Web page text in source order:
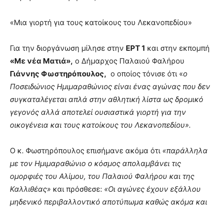
«Μια γιορτή για τους κατοίκους του Λεκανοπεδίου»
Για την διοργάνωση μίλησε στην ΕΡΤ 1 και στην εκπομπή
«Με νέα Ματιά», ο Δήμαρχος Παλαιού Φαλήρου
Γιάννης Φωστηρόπουλος, ο οποίος τόνισε ότι «ο
Ποσειδώνιος Ημιμαραθώνιος είναι ένας αγώνας που δεν
συγκαταλέγεται απλά στην αθλητική λίστα ως δρομικό
γεγονός αλλά αποτελεί ουσιαστικά γιορτή για την
οικογένεια και τους κατοίκους του Λεκανοπεδίου».
Ο κ. Φωστηρόπουλος επισήμανε ακόμα ότι «παράλληλα
με τον Ημιμαραθώνιο ο κόσμος απολαμβάνει τις
ομορφιές του Αλίμου, του Παλαιού Φαλήρου και της
Καλλιθέας» και πρόσθεσε: «Οι αγώνες έχουν εξάλλου
μηδενικό περιβαλλοντικό αποτύπωμα καθώς ακόμα και